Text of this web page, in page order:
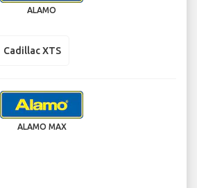
ALAMO
Cadillac XTS
ALAMO MAX